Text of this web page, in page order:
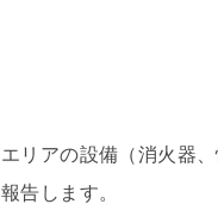
リアの設備（消火器
告します。